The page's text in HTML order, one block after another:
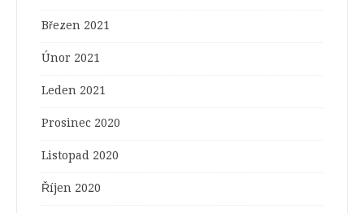
Březen 2021
Únor 2021
Leden 2021
Prosinec 2020
Listopad 2020
Říjen 2020